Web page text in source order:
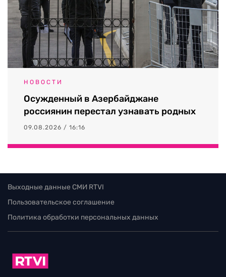
НОВОСТИ
Осужденный в Азербайджане
россиянин перестал узнавать родных
09.08.2026 / 16:16
Выходные данные СМИ RTVI
Пользовательское соглашение
Политика обработки персональных данных